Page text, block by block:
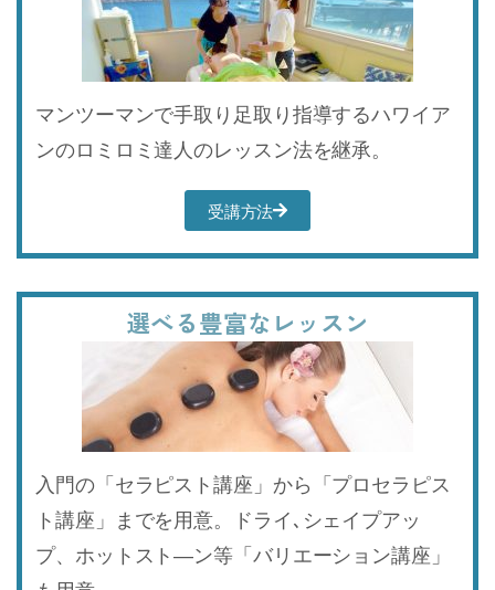
マンツーマンで手取り足取り指導するハワイア
ンのロミロミ達人のレッスン法を継承。
受講方法
選べる豊富なレッスン​​
入門の「セラピスト講座」から「プロセラピス
ト講座」までを用意。ドライ､シェイプアッ
プ、ホットスト―ン等「バリエーション講座」